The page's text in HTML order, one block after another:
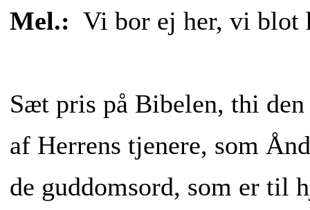
Mel.: Vi bor ej her, vi blot
Sæt pris på Bibelen, thi
af Herrens tjenere, som
de guddomsord, som er til